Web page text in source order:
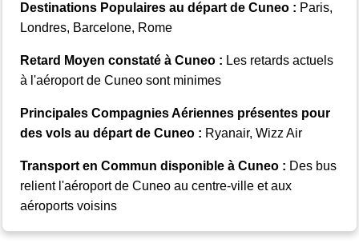
Destinations Populaires au départ de Cuneo : Paris,
Londres, Barcelone, Rome
Retard Moyen constaté à Cuneo : Les retards actuels
à l'aéroport de Cuneo sont minimes
Principales Compagnies Aériennes présentes pour
des vols au départ de Cuneo : Ryanair, Wizz Air
Transport en Commun disponible à Cuneo : Des bus
relient l'aéroport de Cuneo au centre-ville et aux
aéroports voisins